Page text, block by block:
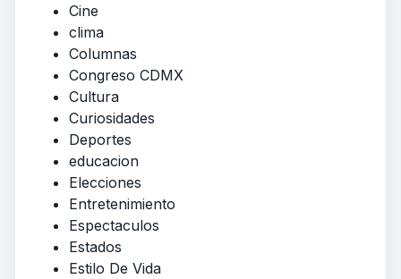
Cine
clima
Columnas
Congreso CDMX
Cultura
Curiosidades
Deportes
educacion
Elecciones
Entretenimiento
Espectaculos
Estados
Estilo De Vida